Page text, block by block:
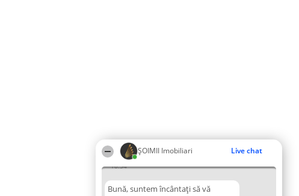
ȘOIMII Imobiliari Live chat
18:54
Bună, suntem încântați să vă